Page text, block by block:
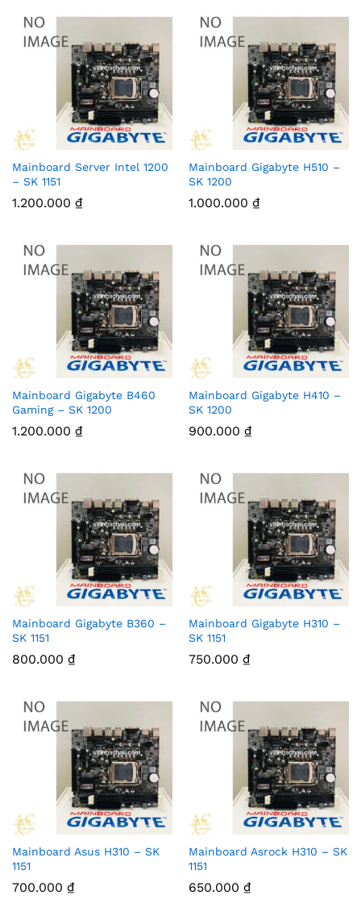
Mainboard Server Intel 1200
– SK 1151
1.200.000 ₫
Mainboard Gigabyte H510 –
SK 1200
1.000.000 ₫
Mainboard Gigabyte B460
Gaming – SK 1200
1.200.000 ₫
Mainboard Gigabyte H410 –
SK 1200
900.000 ₫
Mainboard Gigabyte B360 –
SK 1151
800.000 ₫
Mainboard Gigabyte H310 –
SK 1151
750.000 ₫
Mainboard Asus H310 – SK
1151
700.000 ₫
Mainboard Asrock H310 – SK
1151
650.000 ₫